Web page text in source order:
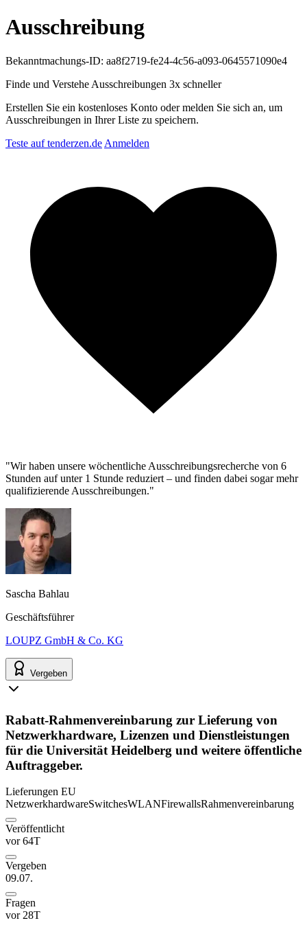
Ausschreibung
Bekanntmachungs-ID: aa8f2719-fe24-4c56-a093-0645571090e4
Finde und Verstehe Ausschreibungen 3x schneller
Erstellen Sie ein kostenloses Konto oder melden Sie sich an, um
Ausschreibungen in Ihrer Liste zu speichern.
Teste auf tenderzen.de Anmelden
"Wir haben unsere wöchentliche Ausschreibungsrecherche von 6
Stunden auf unter 1 Stunde reduziert – und finden dabei sogar mehr
qualifizierende Ausschreibungen."
Sascha Bahlau
Geschäftsführer
LOUPZ GmbH & Co. KG
Vergeben
Rabatt-Rahmenvereinbarung zur Lieferung von
Netzwerkhardware, Lizenzen und Dienstleistungen
für die Universität Heidelberg und weitere öffentliche
Auftraggeber.
Lieferungen EU
NetzwerkhardwareSwitchesWLANFirewallsRahmenvereinbarung
Veröffentlicht
vor 64T
Vergeben
09.07.
Fragen
vor 28T